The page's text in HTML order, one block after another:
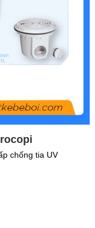
chống tia UV